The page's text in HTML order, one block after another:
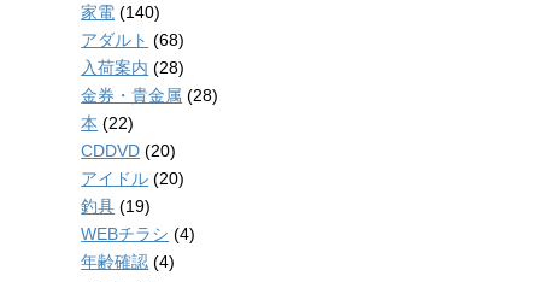
家電 (140)
アダルト (68)
入荷案内 (28)
金券・貴金属 (28)
本 (22)
CDDVD (20)
アイドル (20)
釣具 (19)
WEBチラシ (4)
年齢確認 (4)